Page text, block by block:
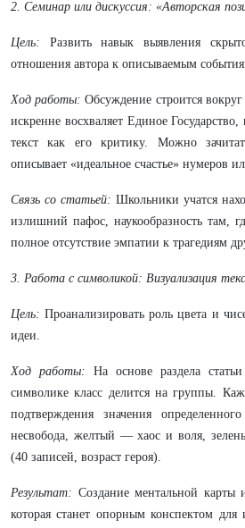
2. Семинар или дискуссия: «Авторская
Цель: Развить навык выявления
отношения автора к описываемым
Ход работы: Обсуждение строится вокруг
искренне восхваляет Единое
текст как его критику. Можно
описывает «идеальное счастье» нумеров
Связь со статьей: Школьники учатся
излишний пафос, наукообразность там,
полное отсутствие эмпатии к трагедиям
3. Работа с символикой: Визуализация
Цель: Проанализировать роль цвета и
идеи.
Ход работы: На основе раздела
символике класс делится на группы.
подтверждения значения
несвобода, желтый — хаос и воля,
(40 записей, возраст героя).
Результат: Создание ментальной
которая станет опорным конспектом для